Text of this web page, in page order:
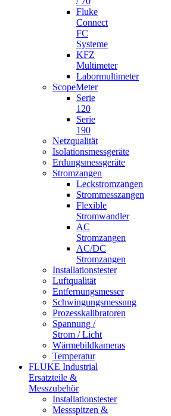
Fluke
Connect
FC
Systeme
KFZ
Multimeter
Labormultimeter
ScopeMeter
Serie
120
Serie
190
Netzqualität
Isolationsmessgeräte
Erdungsmessgeräte
Stromzangen
Leckstromzangen
Strommesszangen
Flexible
Stromwandler
AC
Stromzangen
AC/DC
Stromzangen
Installationstester
Luftqualität
Entfernungsmesser
Schwingungsmessung
Prozesskalibratoren
Spannung /
Strom / Licht
Wärmebildkameras
Temperatur
FLUKE Industrial
Ersatzteile &
Messzubehör
Installationstester
Messspitzen &